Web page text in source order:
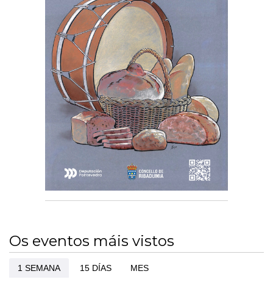
Os eventos máis vistos
1 SEMANA 15 DÍAS MES